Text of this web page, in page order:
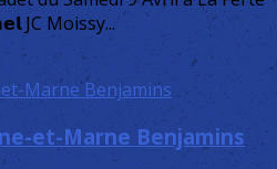
JC Moissy...
et-Marne Benjamins